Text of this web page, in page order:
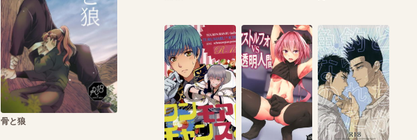
骨と狼